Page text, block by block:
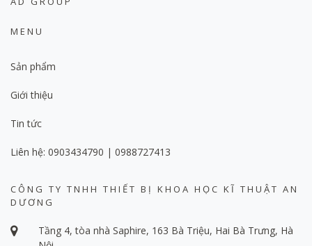
MENU
Sản phẩm
Giới thiệu
Tin tức
Liên hệ: 0903434790 | 0988727413
CÔNG TY TNHH THIẾT BỊ KHOA HỌC KĨ THUẬT AN
DƯƠNG
Tầng 4, tòa nhà Saphire, 163 Bà Triệu, Hai Bà Trưng, Hà